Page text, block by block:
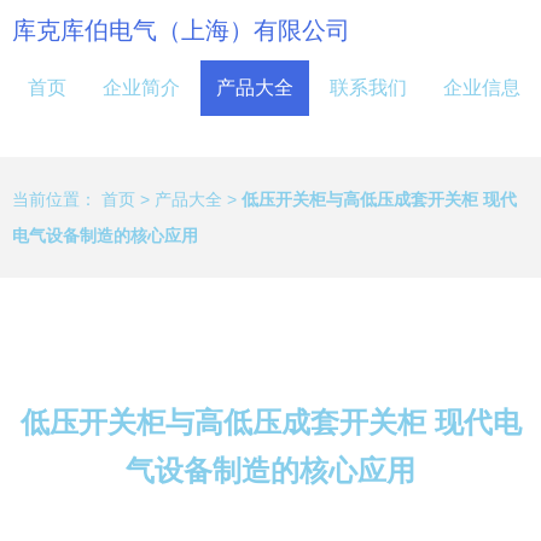
库克库伯电气（上海）有限公司
首页 企业简介 产品大全 联系我们 企业信息
当前位置： 首页 > 产品大全 > 低压开关柜与高低压成套开关柜 现代
电气设备制造的核心应用
低压开关柜与高低压成套开关柜 现代电
气设备制造的核心应用